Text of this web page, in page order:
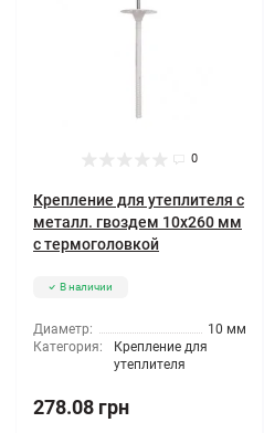
0
Крепление для утеплителя с
металл. гвоздем 10x260 мм
с термоголовкой
В наличии
Диаметр:
10 мм
Категория:
Крепление для
утеплителя
278.08 грн